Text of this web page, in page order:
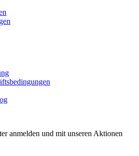
anmelden und mit unseren Aktionen